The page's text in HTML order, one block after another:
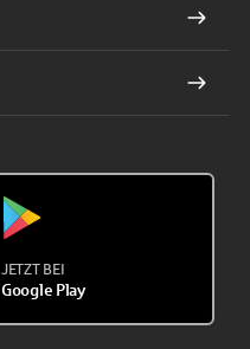
JETZT BEI
Google Play